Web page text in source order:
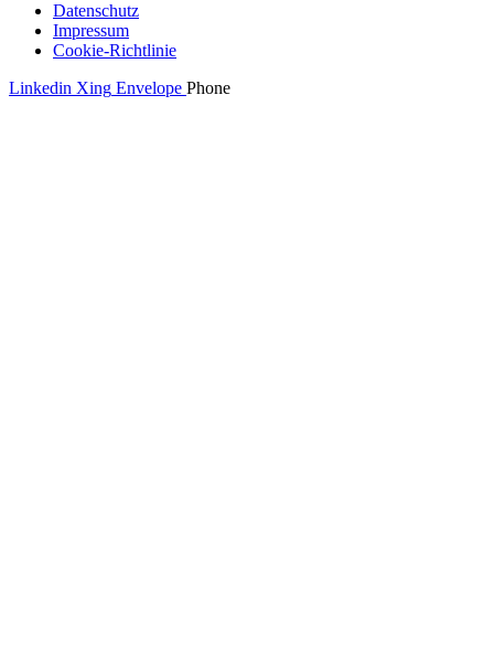
Datenschutz
Impressum
Cookie-Richtlinie
Linkedin Xing Envelope Phone